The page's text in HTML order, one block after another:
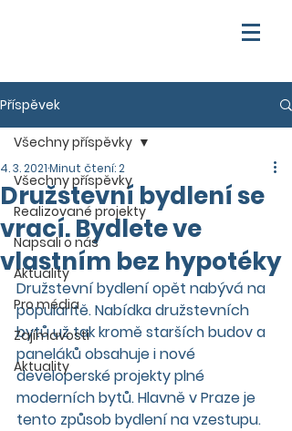
Příspěvek
Všechny příspěvky
Realizované projekty
Napsali o nás
Aktuality
Pro média
Zajímavosti
Aktuality
Všechny příspěvky
Družstevní bydlení se
vrací. Bydlete ve
vlastním bez hypotéky
4. 3. 2021Minut čtení: 2
Družstevní bydlení opět nabývá na
popularitě. Nabídka družstevních
bytů už tak kromě starších budov a
paneláků obsahuje i nové
developerské projekty plné
moderních bytů. Hlavně v Praze je
tento způsob bydlení na vzestupu.